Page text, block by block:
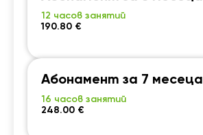
12 часов занятий
190.80 €
Абонамент за 7 месеца
16 часов занятий
248.00 €